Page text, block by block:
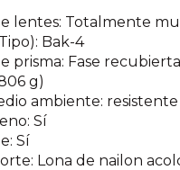
lentes: Totalmente
Bak-4
prisma: Fase recubierta
g)
ambiente:
Sí
Sí
Lona de nailon